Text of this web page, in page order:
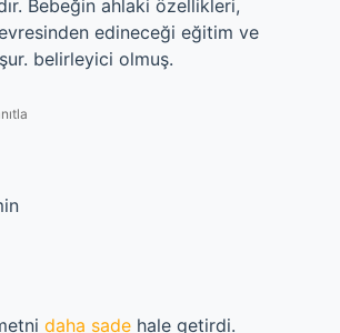
Bebeğin ahlaki özellikleri,
edineceği eğitim ve
belirleyici olmuş.
daha sade hale getirdi.